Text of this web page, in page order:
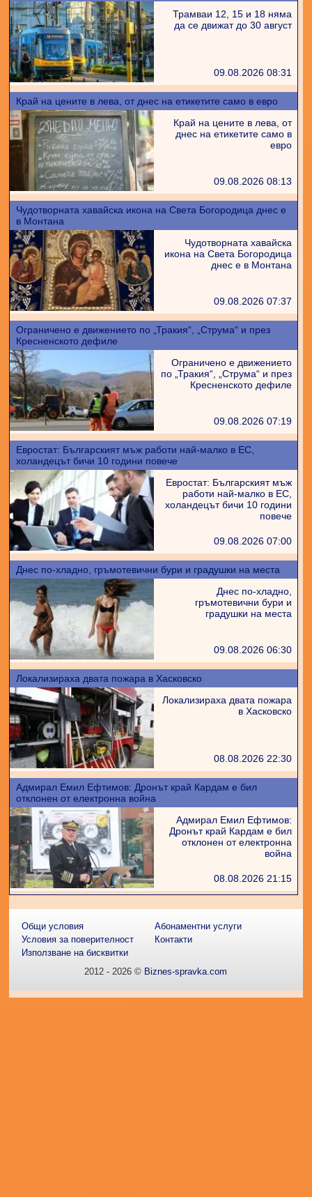
Трамваи 12, 15 и 18 няма
да се движат до 30 август
09.08.2026 08:31
Край на цените в лева, от днес на етикетите само в евро
Край на цените в лева, от
днес на етикетите само в
евро
09.08.2026 08:13
Чудотворната хавайска икона на Света Богородица днес е
в Монтана
Чудотворната хавайска
икона на Света Богородица
днес е в Монтана
09.08.2026 07:37
Ограничено е движението по „Тракия“, „Струма“ и през
Кресненското дефиле
Ограничено е движението
по „Тракия“, „Струма“ и през
Кресненското дефиле
09.08.2026 07:19
Евростат: Българският мъж работи най-малко в ЕС,
холандецът бичи 10 години повече
Евростат: Българският мъж
работи най-малко в ЕС,
холандецът бичи 10 години
повече
09.08.2026 07:00
Днес по-хладно, гръмотевични бури и градушки на места
Днес по-хладно,
гръмотевични бури и
градушки на места
09.08.2026 06:30
Локализираха двата пожара в Хасковско
Локализираха двата пожара
в Хасковско
08.08.2026 22:30
Адмирал Емил Ефтимов: Дронът край Кардам е бил
отклонен от електронна война
Адмирал Емил Ефтимов:
Дронът край Кардам е бил
отклонен от електронна
война
08.08.2026 21:15
Общи условия
Условия за поверителност
Използване на бисквитки
Абонаментни услуги
Контакти
2012 - 2026 © Biznes-spravka.com